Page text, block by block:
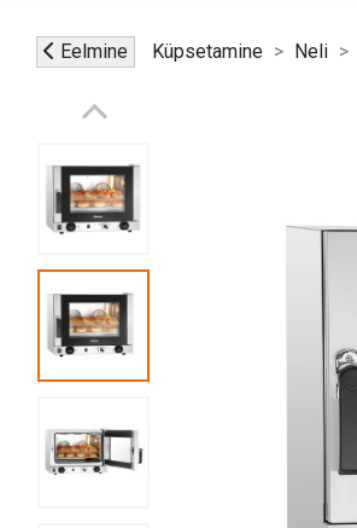
Eelmine Küpsetamine Neli